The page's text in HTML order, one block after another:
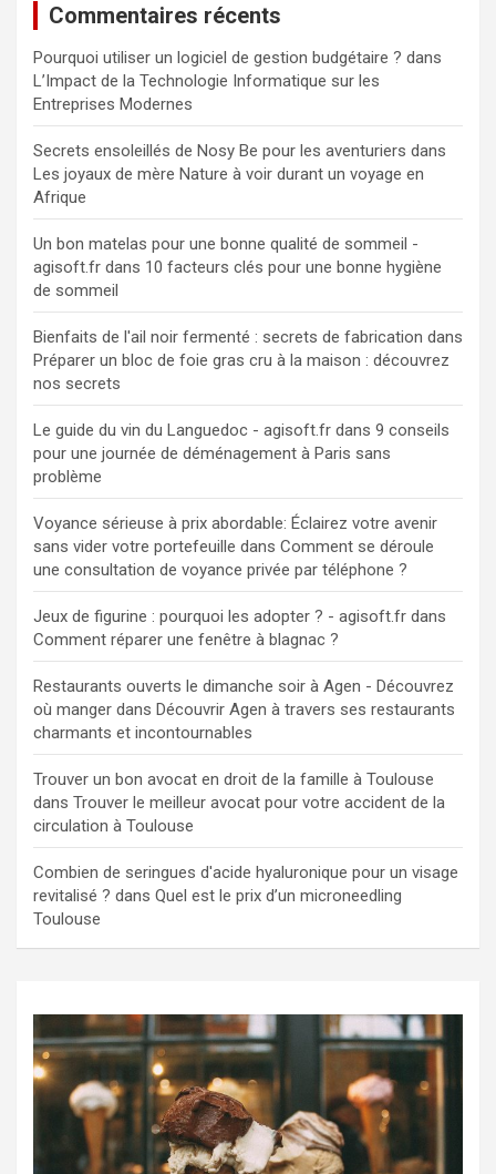
Commentaires récents
Pourquoi utiliser un logiciel de gestion budgétaire ? dans
L’Impact de la Technologie Informatique sur les
Entreprises Modernes
Secrets ensoleillés de Nosy Be pour les aventuriers dans
Les joyaux de mère Nature à voir durant un voyage en
Afrique
Un bon matelas pour une bonne qualité de sommeil -
agisoft.fr dans 10 facteurs clés pour une bonne hygiène
de sommeil
Bienfaits de l'ail noir fermenté : secrets de fabrication dans
Préparer un bloc de foie gras cru à la maison : découvrez
nos secrets
Le guide du vin du Languedoc - agisoft.fr dans 9 conseils
pour une journée de déménagement à Paris sans
problème
Voyance sérieuse à prix abordable: Éclairez votre avenir
sans vider votre portefeuille dans Comment se déroule
une consultation de voyance privée par téléphone ?
Jeux de figurine : pourquoi les adopter ? - agisoft.fr dans
Comment réparer une fenêtre à blagnac ?
Restaurants ouverts le dimanche soir à Agen - Découvrez
où manger dans Découvrir Agen à travers ses restaurants
charmants et incontournables
Trouver un bon avocat en droit de la famille à Toulouse
dans Trouver le meilleur avocat pour votre accident de la
circulation à Toulouse
Combien de seringues d'acide hyaluronique pour un visage
revitalisé ? dans Quel est le prix d’un microneedling
Toulouse